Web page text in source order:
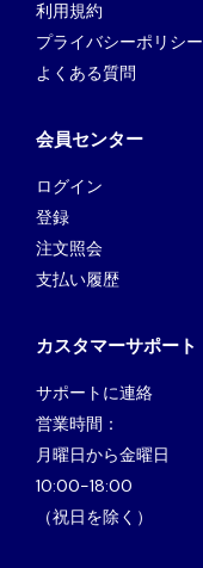
利用規約
プライバシーポリシー
よくある質問
会員センター
ログイン
登録
注文照会
支払い履歴
カスタマーサポート
サポートに連絡
営業時間：
月曜日から金曜日
10:00-18:00
（祝日を除く）